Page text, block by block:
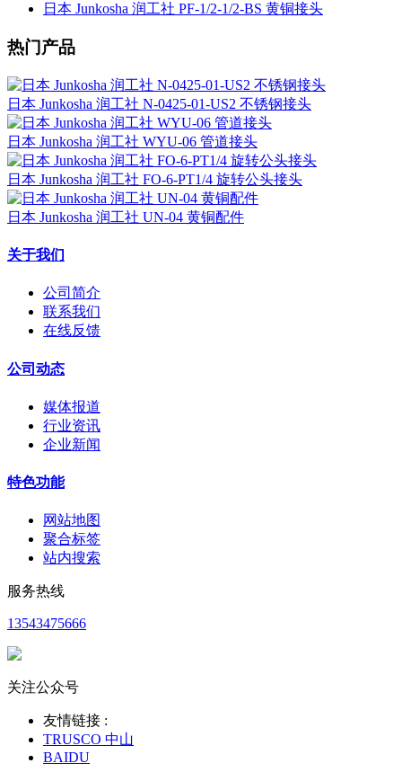
日本 Junkosha 润工社 PF-1/2-1/2-BS 黄铜接头
热门产品
日本 Junkosha 润工社 N-0425-01-US2 不锈钢接头
日本 Junkosha 润工社 WYU-06 管道接头
日本 Junkosha 润工社 FO-6-PT1/4 旋转公头接头
日本 Junkosha 润工社 UN-04 黄铜配件
关于我们
公司简介
联系我们
在线反馈
公司动态
媒体报道
行业资讯
企业新闻
特色功能
网站地图
聚合标签
站内搜索
服务热线
13543475666
关注公众号
友情链接 :
TRUSCO 中山
BAIDU